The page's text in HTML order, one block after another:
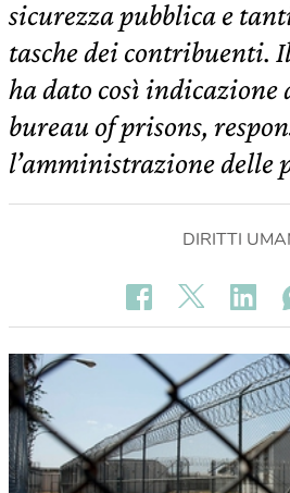
sicurezza pubblica e
tasche dei contribuenti.
ha dato così indicazione
bureau of prisons,
l’amministrazione delle
DIRITTI